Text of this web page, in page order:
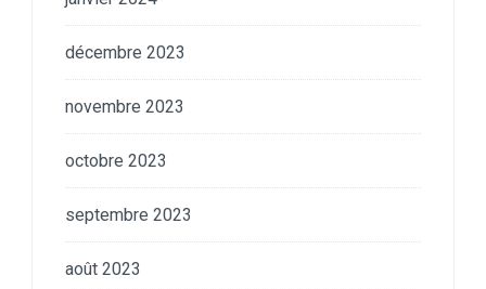
décembre 2023
novembre 2023
octobre 2023
septembre 2023
août 2023